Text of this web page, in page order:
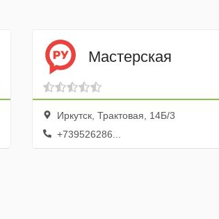
Мастерская
Иркутск, Трактовая, 14Б/3
+739526286...